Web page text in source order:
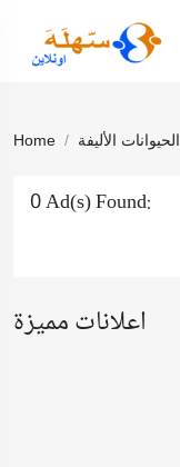
Home الحيوانات الأليفة
0 Ad(s) Found:
اعلانات مميزة